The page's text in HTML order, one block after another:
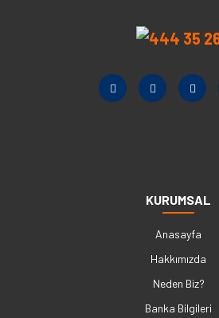
KURUMSAL
Anasayfa
Hakkımızda
Neden Biz?
Banka Bilgileri